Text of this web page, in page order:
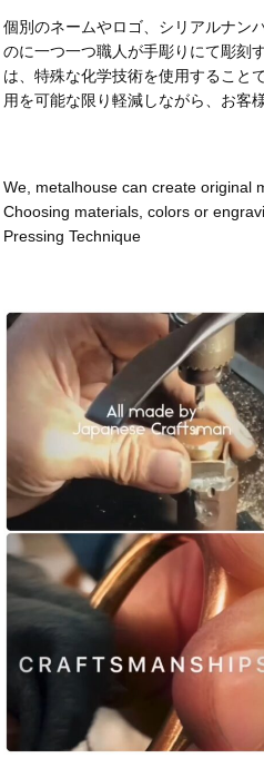
個別のネームやロゴ、シリアルナン
のに一つ一つ職人が手彫りにて彫刻
は、特殊な化学技術を使用すること
用を可能な限り軽減しながら、お客
We, metalhouse can create original
Choosing materials, colors or
Pressing Technique